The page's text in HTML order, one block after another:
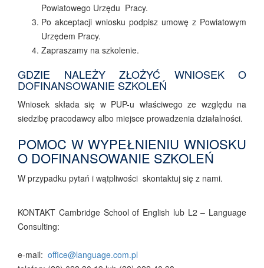
Powiatowego Urzędu Pracy.
Po akceptacji wniosku podpisz umowę z Powiatowym
Urzędem Pracy.
Zapraszamy na szkolenie.
GDZIE NALEŻY ZŁOŻYĆ WNIOSEK O
DOFINANSOWANIE SZKOLEŃ
Wniosek składa się w PUP-u właściwego ze względu na
siedzibę pracodawcy albo miejsce prowadzenia działalności.
POMOC W WYPEŁNIENIU WNIOSKU
O DOFINANSOWANIE SZKOLEŃ
W przypadku pytań i wątpliwości skontaktuj się z nami.
KONTAKT Cambridge School of English lub L2 – Language
Consulting:
e-mail: office@language.com.pl